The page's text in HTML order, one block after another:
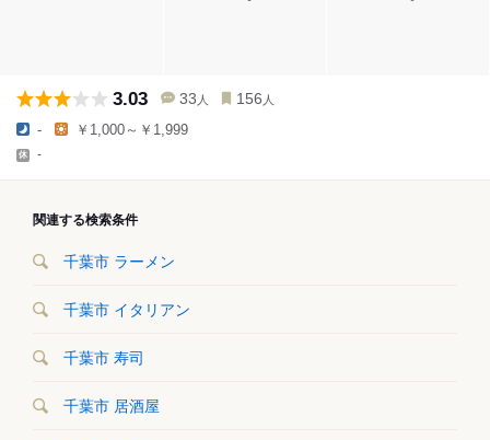
3.03 33 人 156 人
- ￥1,000～￥1,999
-
関連する検索条件
千葉市 ラーメン
千葉市 イタリアン
千葉市 寿司
千葉市 居酒屋